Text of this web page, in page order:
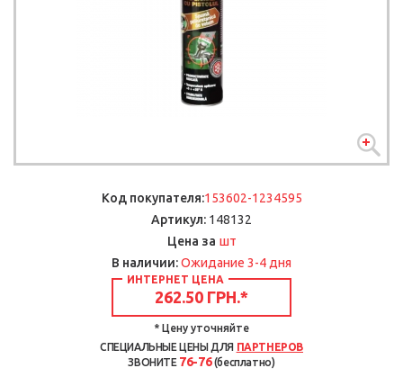
Код покупателя:153602-1234595
Артикул: 148132
Цена за шт
В наличии:Ожидание 3-4 дня
ИНТЕРНЕТ ЦЕНА
262.50 ГРН.*
* Цену уточняйте
СПЕЦИАЛЬНЫЕ ЦЕНЫ ДЛЯ ПАРТНЕРОВ
ЗВОНИТЕ 76-76(бесплатно)